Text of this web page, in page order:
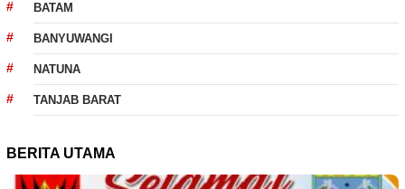
BATAM
BANYUWANGI
NATUNA
TANJAB BARAT
BERITA UTAMA